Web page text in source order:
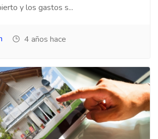
y los gastos s...
4 años hace